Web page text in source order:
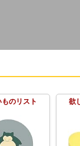
のリスト 欲